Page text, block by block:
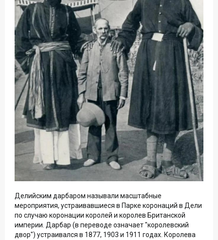
Делийским дарбаром называли масштабные
мероприятия, устраивавшиеся в Парке коронаций в Дели
по случаю коронации королей и королев Британской
империи. Дарбар (в переводе означает "королевский
двор") устраивался в 1877, 1903 и 1911 годах. Королева